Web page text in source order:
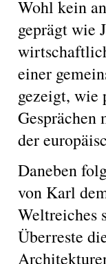
Wohl kein
geprägt wie
einer
gezeigt,
Gesprächen
der
Daneben
von Karl
Weltreiches
Überreste